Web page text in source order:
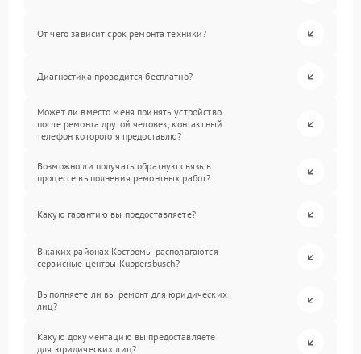
От чего зависит срок ремонта техники?
Диагностика проводится бесплатно?
Может ли вместо меня принять устройство
после ремонта другой человек, контактный
телефон которого я предоставлю?
Возможно ли получать обратную связь в
процессе выполнения ремонтных работ?
Какую гарантию вы предоставляете?
В каких районах Костромы располагаются
сервисные центры Kuppersbusch?
Выполняете ли вы ремонт для юридических
лиц?
Какую документацию вы предоставляете
для юридических лиц?